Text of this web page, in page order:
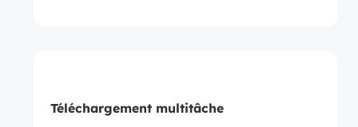
Téléchargement multitâche